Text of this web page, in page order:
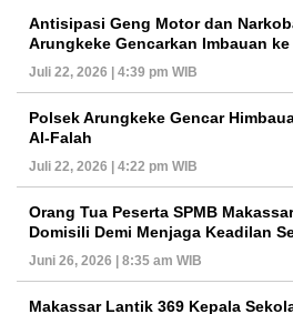
Antisipasi Geng Motor dan
Arungkeke Gencarkan Imbauan ke
Juli 22, 2026 | 4:39 pm WIB
Polsek Arungkeke Gencar
Al-Falah
Juli 22, 2026 | 4:22 pm WIB
Orang Tua Peserta SPMB
Domisili Demi Menjaga Keadilan
Juni 26, 2026 | 8:35 am WIB
Makassar Lantik 369 Kepala